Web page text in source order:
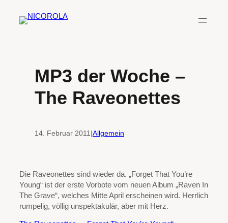
Inhalt
MP3 der Woche –
The Raveonettes
14. Februar 2011 |Allgemein
Die Raveonettes sind wieder da. „Forget That You’re
Young“ ist der erste Vorbote vom neuen Album „Raven In
The Grave“, welches Mitte April erscheinen wird. Herrlich
rumpelig, völlig unspektakulär, aber mit Herz.